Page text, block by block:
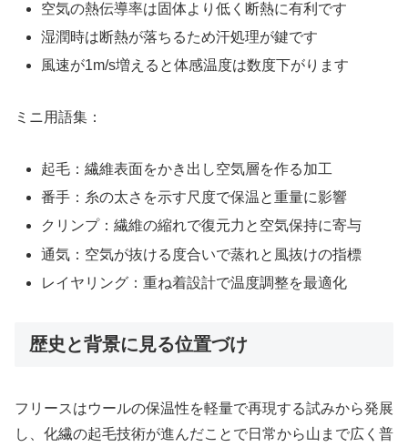
空気の熱伝導率は固体より低く断熱に有利です
湿潤時は断熱が落ちるため汗処理が鍵です
風速が1m/s増えると体感温度は数度下がります
ミニ用語集：
起毛：繊維表面をかき出し空気層を作る加工
番手：糸の太さを示す尺度で保温と重量に影響
クリンプ：繊維の縮れで復元力と空気保持に寄与
通気：空気が抜ける度合いで蒸れと風抜けの指標
レイヤリング：重ね着設計で温度調整を最適化
歴史と背景に見る位置づけ
フリースはウールの保温性を軽量で再現する試みから発展
し、化繊の起毛技術が進んだことで日常から山まで広く普